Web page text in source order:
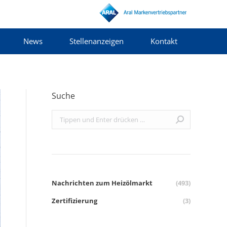
News Stellenanzeigen Kontakt
Suche
Search:
Nachrichten zum Heizölmarkt
(493)
Zertifizierung
(3)